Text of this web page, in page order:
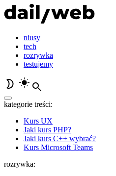
niusy
tech
rozrywka
testujemy
kategorie treści:
Kurs UX
Jaki kurs PHP?
Jaki kurs C++ wybrać?
Kurs Microsoft Teams
rozrywka: